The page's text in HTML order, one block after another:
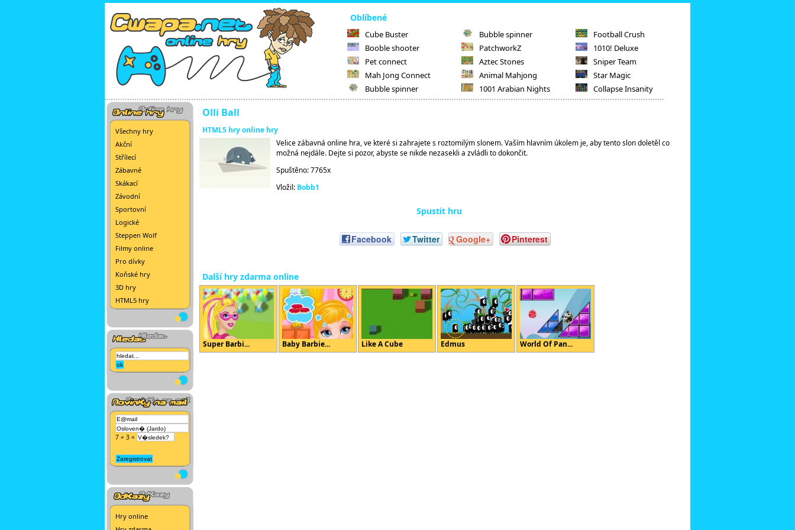
Oblíbené
Cube Buster
Booble shooter
Pet connect
Mah Jong Connect
Bubble spinner
Bubble spinner
PatchworkZ
Aztec Stones
Animal Mahjong
1001 Arabian Nights
Football Crush
1010! Deluxe
Sniper Team
Star Magic
Collapse Insanity
Všechny hry
Akční
Střílecí
Zábavné
Skákací
Závodní
Sportovní
Logické
Steppen Wolf
Filmy online
Pro dívky
Koňské hry
3D hry
HTML5 hry
7 + 3 =
Hry online
Olli Ball
HTML5 hry online hry
Velice zábavná online hra, ve které si zahrajete s roztomilým slonem. Vaším hlavním úkolem je, aby tento slon doletěl co
možná nejdále. Dejte si pozor, abyste se nikde nezasekli a zvládli to dokončit.
Spuštěno: 7765x
Vložil: Bobb1
Spustit hru
Facebook Twitter Google+ Pinterest
Další hry zdarma online
Super Barbi... Baby Barbie... Like A Cube Edmus World Of Pan...